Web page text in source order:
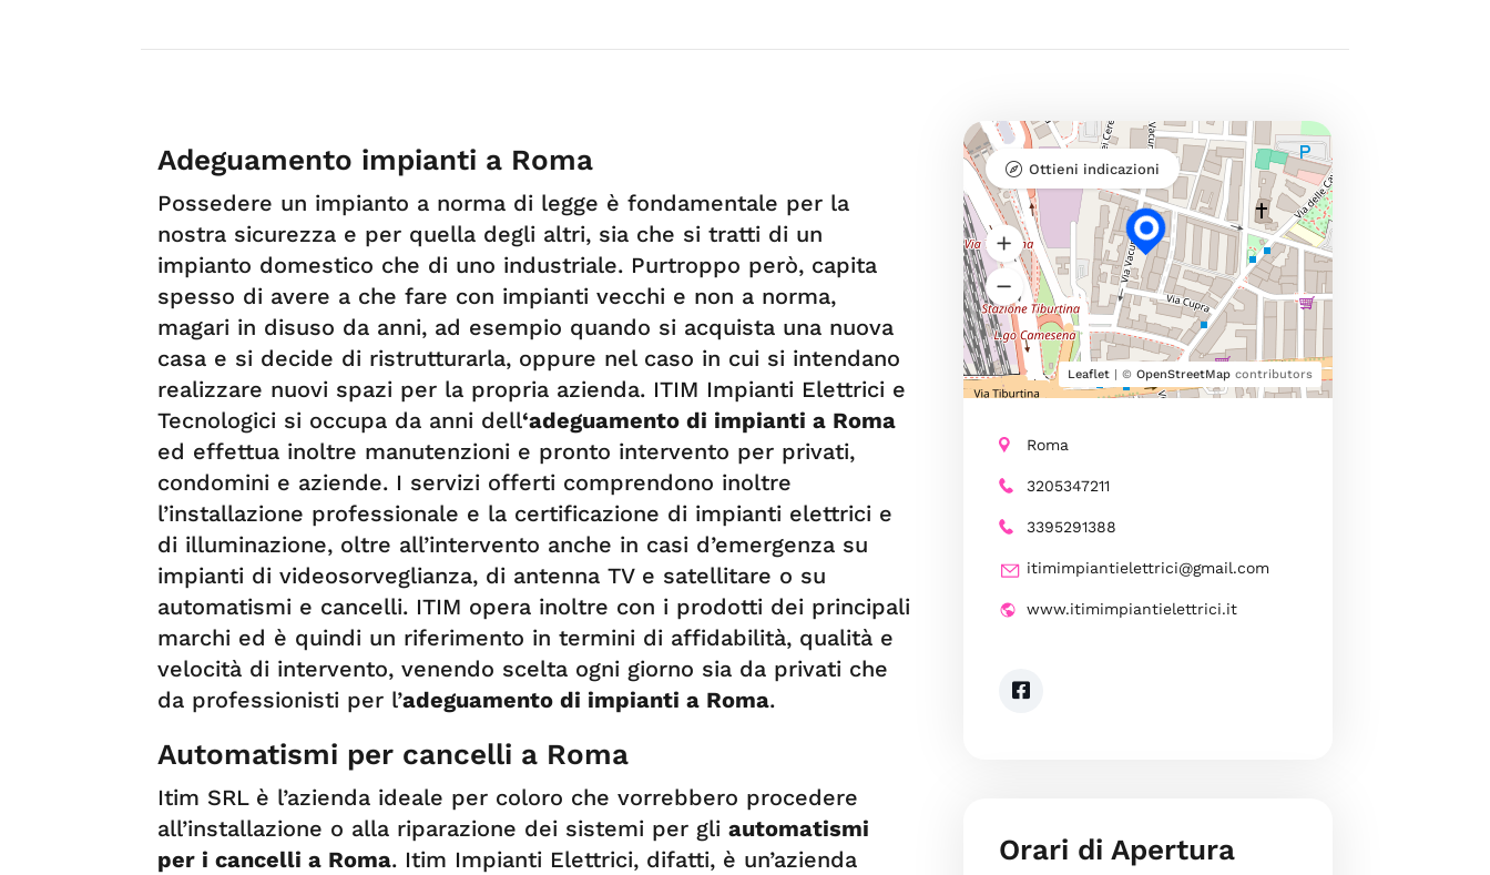
Adeguamento impianti a Roma
Possedere un impianto a norma di legge è fondamentale per la
nostra sicurezza e per quella degli altri, sia che si tratti di un
impianto domestico che di uno industriale. Purtroppo però, capita
spesso di avere a che fare con impianti vecchi e non a norma,
magari in disuso da anni, ad esempio quando si acquista una nuova
casa e si decide di ristrutturarla, oppure nel caso in cui si intendano
realizzare nuovi spazi per la propria azienda. ITIM Impianti Elettrici e
Tecnologici si occupa da anni dell‘adeguamento di impianti a Roma
ed effettua inoltre manutenzioni e pronto intervento per privati,
condomini e aziende. I servizi offerti comprendono inoltre
l’installazione professionale e la certificazione di impianti elettrici e
di illuminazione, oltre all’intervento anche in casi d’emergenza su
impianti di videosorveglianza, di antenna TV e satellitare o su
automatismi e cancelli. ITIM opera inoltre con i prodotti dei principali
marchi ed è quindi un riferimento in termini di affidabilità, qualità e
velocità di intervento, venendo scelta ogni giorno sia da privati che
da professionisti per l’adeguamento di impianti a Roma.
Automatismi per cancelli a Roma
Itim SRL è l’azienda ideale per coloro che vorrebbero procedere
all’installazione o alla riparazione dei sistemi per gli automatismi
per i cancelli a Roma. Itim Impianti Elettrici, difatti, è un’azienda
Leaflet| © OpenStreetMapcontributors
Ottieni indicazioni
Roma
3205347211
3395291388
itimimpiantielettrici@gmail.com
www.itimimpiantielettrici.it
Orari di Apertura